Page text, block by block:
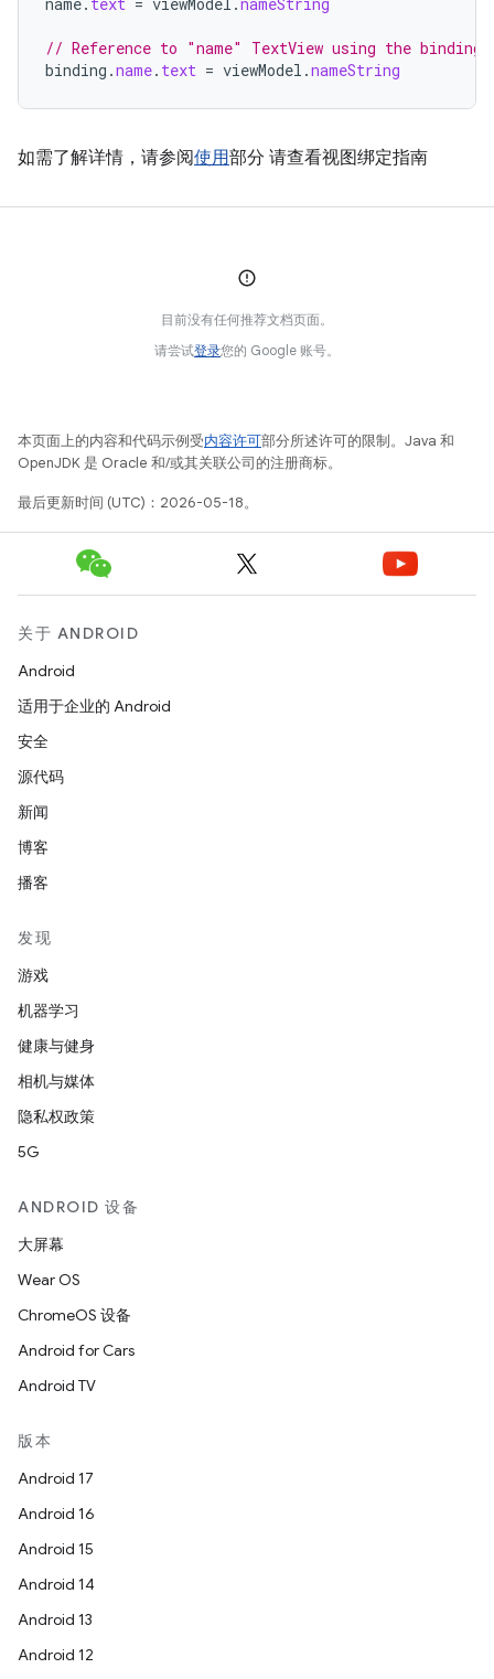
// Reference to "name" TextView using the
binding .name. text = viewModel .nameString
如需了解详情，请参阅使用部分 请查看视图绑定指南
目前没有任何推荐文档页面。
请尝试登录您的 Google 账号。
本页面上的内容和代码示例受内容许可部分所述许可的限制。Java 和
OpenJDK 是 Oracle 和/或其关联公司的注册商标。
最后更新时间 (UTC)：2026-05-18。
关于 ANDROID
Android
适用于企业的 Android
安全
源代码
新闻
博客
播客
发现
游戏
机器学习
健康与健身
相机与媒体
隐私权政策
5G
ANDROID 设备
大屏幕
Wear OS
ChromeOS 设备
Android for Cars
Android TV
版本
Android 17
Android 16
Android 15
Android 14
Android 13
Android 12